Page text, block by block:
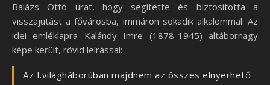
Balázs Ottó urat, hogy segítette és biztosította a
visszajutást a fővárosba, immáron sokadik alkalommal. Az
idei emléklapra Kalándy Imre (1878-1945) altábornagy
képe került, rövid leírással:
Az I.világháborúban majdnem az összes elnyerhető